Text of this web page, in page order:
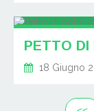
18 Giugno